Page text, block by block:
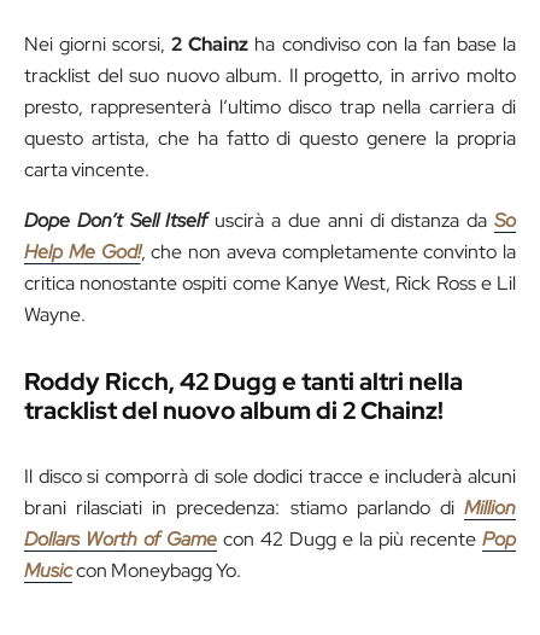
Nei giorni scorsi,2 Chainz ha condiviso con la fan base la
tracklist del suo nuovo album. Il progetto, in arrivo molto
presto, rappresenterà l’ultimo disco trap nella carriera di
questo artista, che ha fatto di questo genere la propria
carta vincente.
Dope Don’t Sell Itselfuscirà a due anni di distanza daSo
Help Me God!, che non aveva completamente convinto la
critica nonostante ospiti come Kanye West, Rick Ross e Lil
Wayne.
Roddy Ricch, 42 Dugg e tanti altri nella
tracklist del nuovo album di 2 Chainz!
Il disco si comporrà di sole dodici tracce e includerà alcuni
brani rilasciati in precedenza: stiamo parlando di Million
Dollars Worth of Game con 42 Dugg e la più recente Pop
Musiccon Moneybagg Yo.